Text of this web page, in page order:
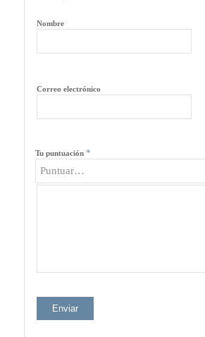
Nombre
Correo electrónico
Tu puntuación *